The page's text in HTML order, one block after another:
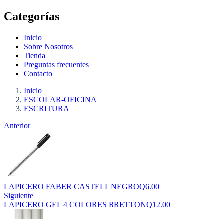
Categorías
Inicio
Sobre Nosotros
Tienda
Preguntas frecuentes
Contacto
Inicio
ESCOLAR-OFICINA
ESCRITURA
Anterior
LAPICERO FABER CASTELL NEGROQ6.00
Siguiente
LAPICERO GEL 4 COLORES BRETTONQ12.00